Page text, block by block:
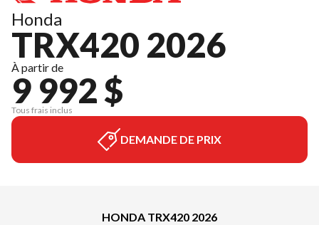
Honda
TRX420 2026
À partir de
9 992 $
Tous frais inclus
DEMANDE DE PRIX
HONDA TRX420 2026